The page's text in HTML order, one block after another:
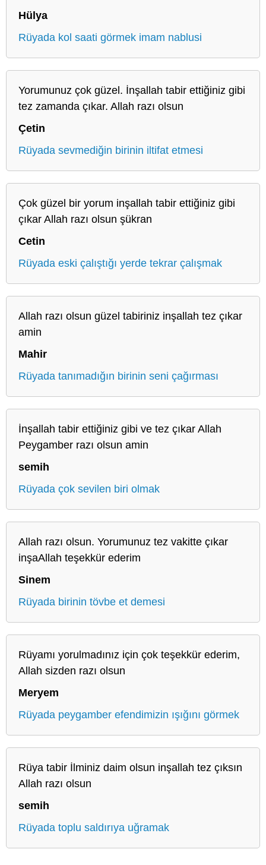
Hülya
Rüyada kol saati görmek imam nablusi
Yorumunuz çok güzel. İnşallah tabir ettiğiniz gibi
tez zamanda çıkar. Allah razı olsun
Çetin
Rüyada sevmediğin birinin iltifat etmesi
Çok güzel bir yorum inşallah tabir ettiğiniz gibi
çıkar Allah razı olsun şükran
Cetin
Rüyada eski çalıştığı yerde tekrar çalışmak
Allah razı olsun güzel tabiriniz inşallah tez çıkar
amin
Mahir
Rüyada tanımadığın birinin seni çağırması
İnşallah tabir ettiğiniz gibi ve tez çıkar Allah
Peygamber razı olsun amin
semih
Rüyada çok sevilen biri olmak
Allah razı olsun. Yorumunuz tez vakitte çıkar
inşaAllah teşekkür ederim
Sinem
Rüyada birinin tövbe et demesi
Rüyamı yorulmadınız için çok teşekkür ederim,
Allah sizden razı olsun
Meryem
Rüyada peygamber efendimizin ışığını görmek
Rüya tabir İlminiz daim olsun inşallah tez çıksın
Allah razı olsun
semih
Rüyada toplu saldırıya uğramak